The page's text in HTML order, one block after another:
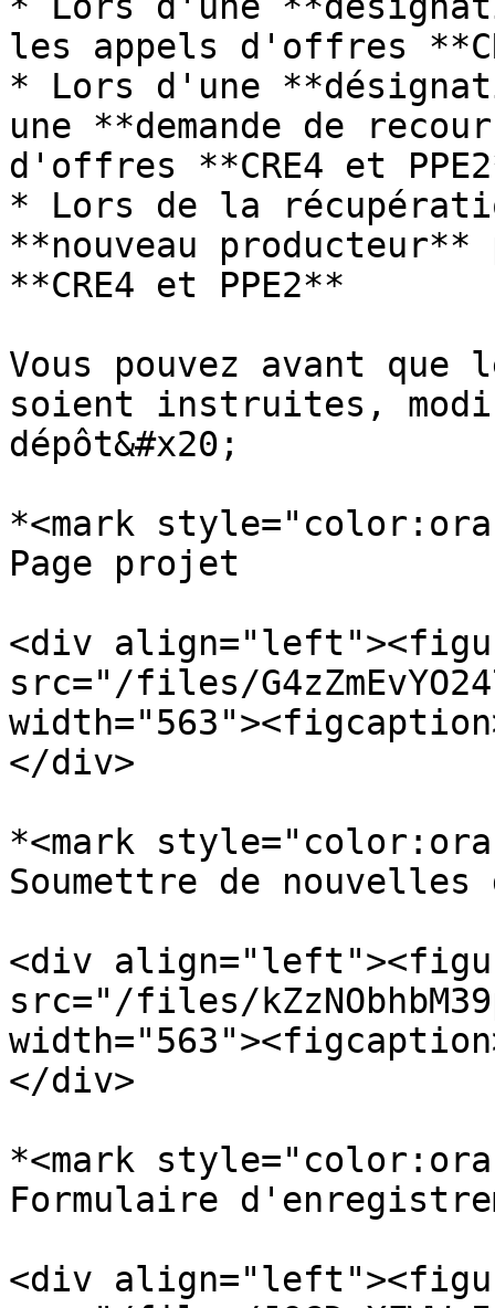
les appels d'offres
* Lors d'une
une **demande de
d'offres **CRE4 et
* Lors de la
**nouveau
**CRE4 et PPE2**
Vous pouvez avant
soient instruites,
dépôt&#x20;
*<mark
Page projet
<div
src="/files/
</div>
*<mark
Soumettre de
<div
src="/files/
</div>
*<mark
Formulaire
<div